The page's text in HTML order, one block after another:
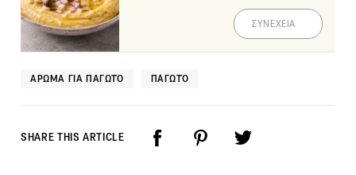
ΣΥΝΕΧΕΙΑ
ΑΡΩΜΑ ΓΙΑ ΠΑΓΩΤΌ ΠΑΓΩΤΌ
SHARE THIS ARTICLE